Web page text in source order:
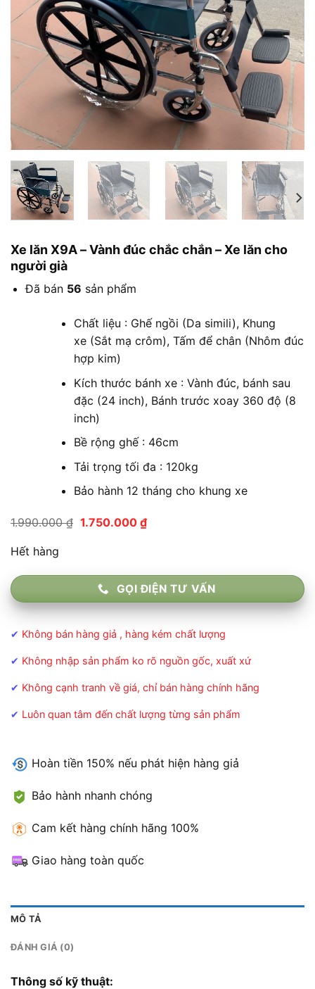
Xe lăn X9A – Vành đúc chắc chắn – Xe lăn cho
người già
Đã bán 56 sản phẩm
Chất liệu : Ghế ngồi (Da simili), Khung
xe (Sắt mạ crôm), Tấm để chân (Nhôm đúc
hợp kim)
Kích thước bánh xe : Vành đúc, bánh sau
đặc (24 inch), Bánh trước xoay 360 độ (8
inch)
Bề rộng ghế : 46cm
Tải trọng tối đa : 120kg
Bảo hành 12 tháng cho khung xe
1.990.000₫ Giá
1.750.000 ₫Giá
hiện
Hết hàng
GỌI ĐIỆN TƯ VẤN
✔ Không bán hàng giả , hàng kém chất lượng
✔ Không nhập sản phẩm ko rõ nguồn gốc, xuất xứ
✔ Không cạnh tranh về giá, chỉ bán hàng chính hãng
✔ Luôn quan tâm đến chất lượng từng sản phẩm
Hoàn tiền 150% nếu phát hiện hàng giả
Bảo hành nhanh chóng
Cam kết hàng chính hãng 100%
Giao hàng toàn quốc
MÔ TẢ
ĐÁNH GIÁ (0)
Thông số kỹ thuật: